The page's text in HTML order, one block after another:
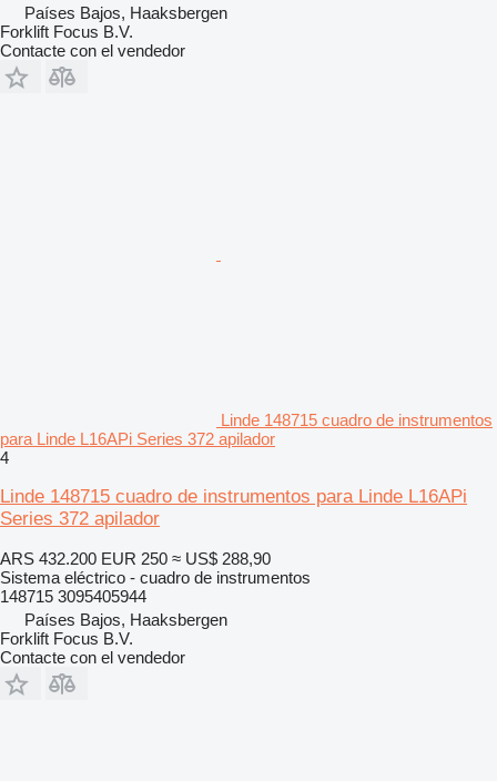
Países Bajos, Haaksbergen
Forklift Focus B.V.
Contacte con el vendedor
Linde 148715 cuadro de instrumentos
para Linde L16APi Series 372 apilador
4
Linde 148715 cuadro de instrumentos para Linde L16APi
Series 372 apilador
ARS 432.200 EUR 250 ≈ US$ 288,90
Sistema eléctrico - cuadro de instrumentos
148715 3095405944
Países Bajos, Haaksbergen
Forklift Focus B.V.
Contacte con el vendedor